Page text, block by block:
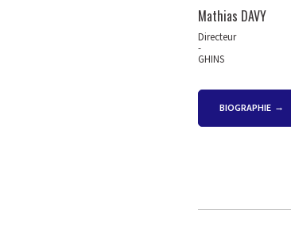
Mathias DAVY
Directeur
-
GHINS
BIOGRAPHIE